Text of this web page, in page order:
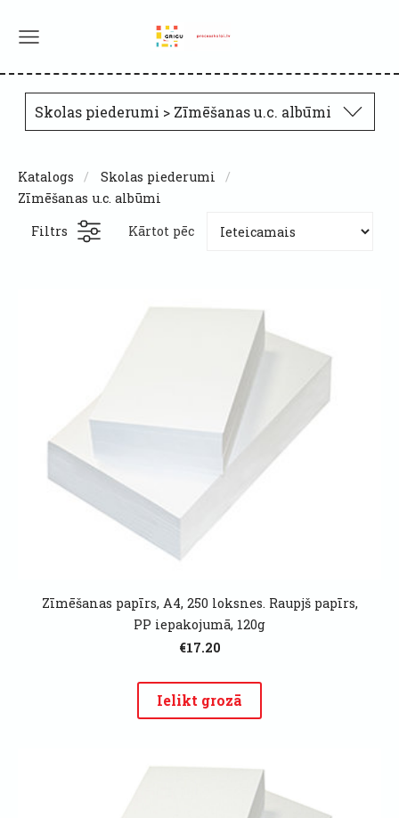
Skolas piederumi > Zīmēšanas u.c. albūmi
Katalogs
Skolas piederumi
Zīmēšanas u.c. albūmi
Filtrs
Kārtot pēc
Zīmēšanas papīrs, A4, 250 loksnes. Raupjš papīrs,
PP iepakojumā, 120g
€17.20
Ielikt grozā